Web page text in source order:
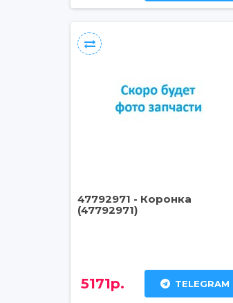
47792971 - Коронка
(47792971)
5171р. TELEGRAM